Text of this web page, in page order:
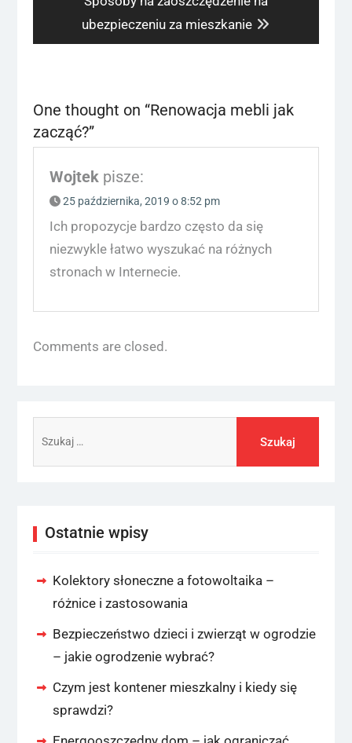
post:
ubezpieczeniu za mieszkanie
One thought on “Renowacja mebli jak
zacząć?”
Wojtek pisze:
25 października, 2019 o 8:52 pm
Ich propozycje bardzo często da się
niezwykle łatwo wyszukać na różnych
stronach w Internecie.
Comments are closed.
Ostatnie wpisy
Kolektory słoneczne a fotowoltaika –
różnice i zastosowania
Bezpieczeństwo dzieci i zwierząt w ogrodzie
– jakie ogrodzenie wybrać?
Czym jest kontener mieszkalny i kiedy się
sprawdzi?